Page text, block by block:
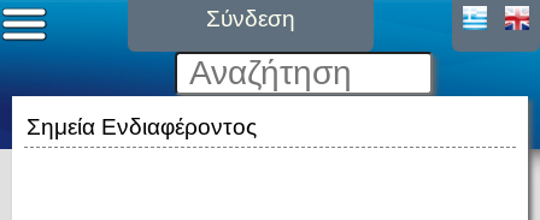
Σύνδεση
Σημεία Ενδιαφέροντος